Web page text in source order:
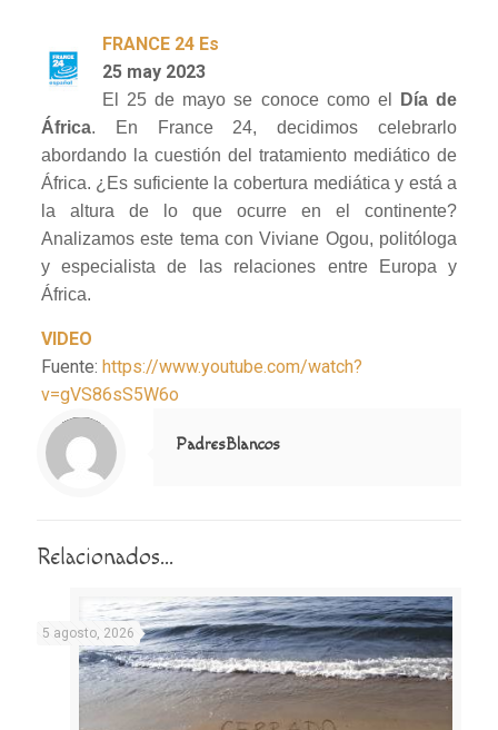
FRANCE 24 Es
25 may 2023
El 25 de mayo se conoce como el
Día de
África. En France 24, decidimos celebrarlo
abordando la cuestión del tratamiento mediático de
África. ¿Es suficiente la cobertura mediática y está a
la altura de lo que ocurre en el continente?
Analizamos este tema con Viviane Ogou, politóloga
y especialista de las relaciones entre Europa y
África.
VIDEO
Fuente: https://www.youtube.com/watch?
v=gVS86sS5W6o
Notice
: Trying to access array offset on value of type null in
/home/misioner/public_html/padresblancos/themes/betheme/includes/content-single.php
on line
286
PadresBlancos
Relacionados...
5 agosto, 2026